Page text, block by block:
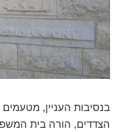
בנסיבות העניין,
הצדדים, הורה בית המשפט